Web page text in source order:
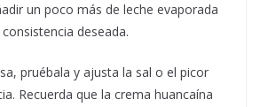
un poco más de leche evaporada
deseada.
pruébala y ajusta la sal o el picor
Recuerda que la crema huancaína